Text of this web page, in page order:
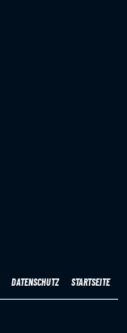
STARTSEITE
DATENSCHUTZ